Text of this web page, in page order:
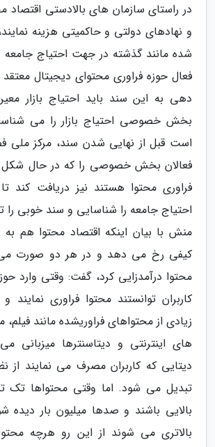
در راستای سازمان های بالادستی اقتصاد
و نهادهای دولتی و حاکمیتی هزینه
شده مانند گذشته در جهت احتیاج جامعه
فعال حوزه فراوری محتوای دیجیتال
دهی به این سند باید احتیاج بازار
بخش خصوصی احتیاج بازار را می
است قبل از نهایی شدن سند، مرکز ملی
فعالان بخش خصوصی را که در حال
فراوری محتوا هستند نیز دریافت کند
احتیاج جامعه را شناسایی و سند خوبی
منش با بیان اینکه اقتصاد محتوا هم
کیفی رخ می دهد و در هر دو صورت می
کاربران توانستند محتوا فراوری
زیادی از محتواهای فراوریشده مانند
های اینترنتی و دیتاسنترها میزبانی می
دیتایی که کاربران مصرف می نمایند از
تبدیل می شود. اما وقتی محتواها تک
بالایی باشند و صدها میلیون بار دیده
بالاتری می شوند از این رو هرچه